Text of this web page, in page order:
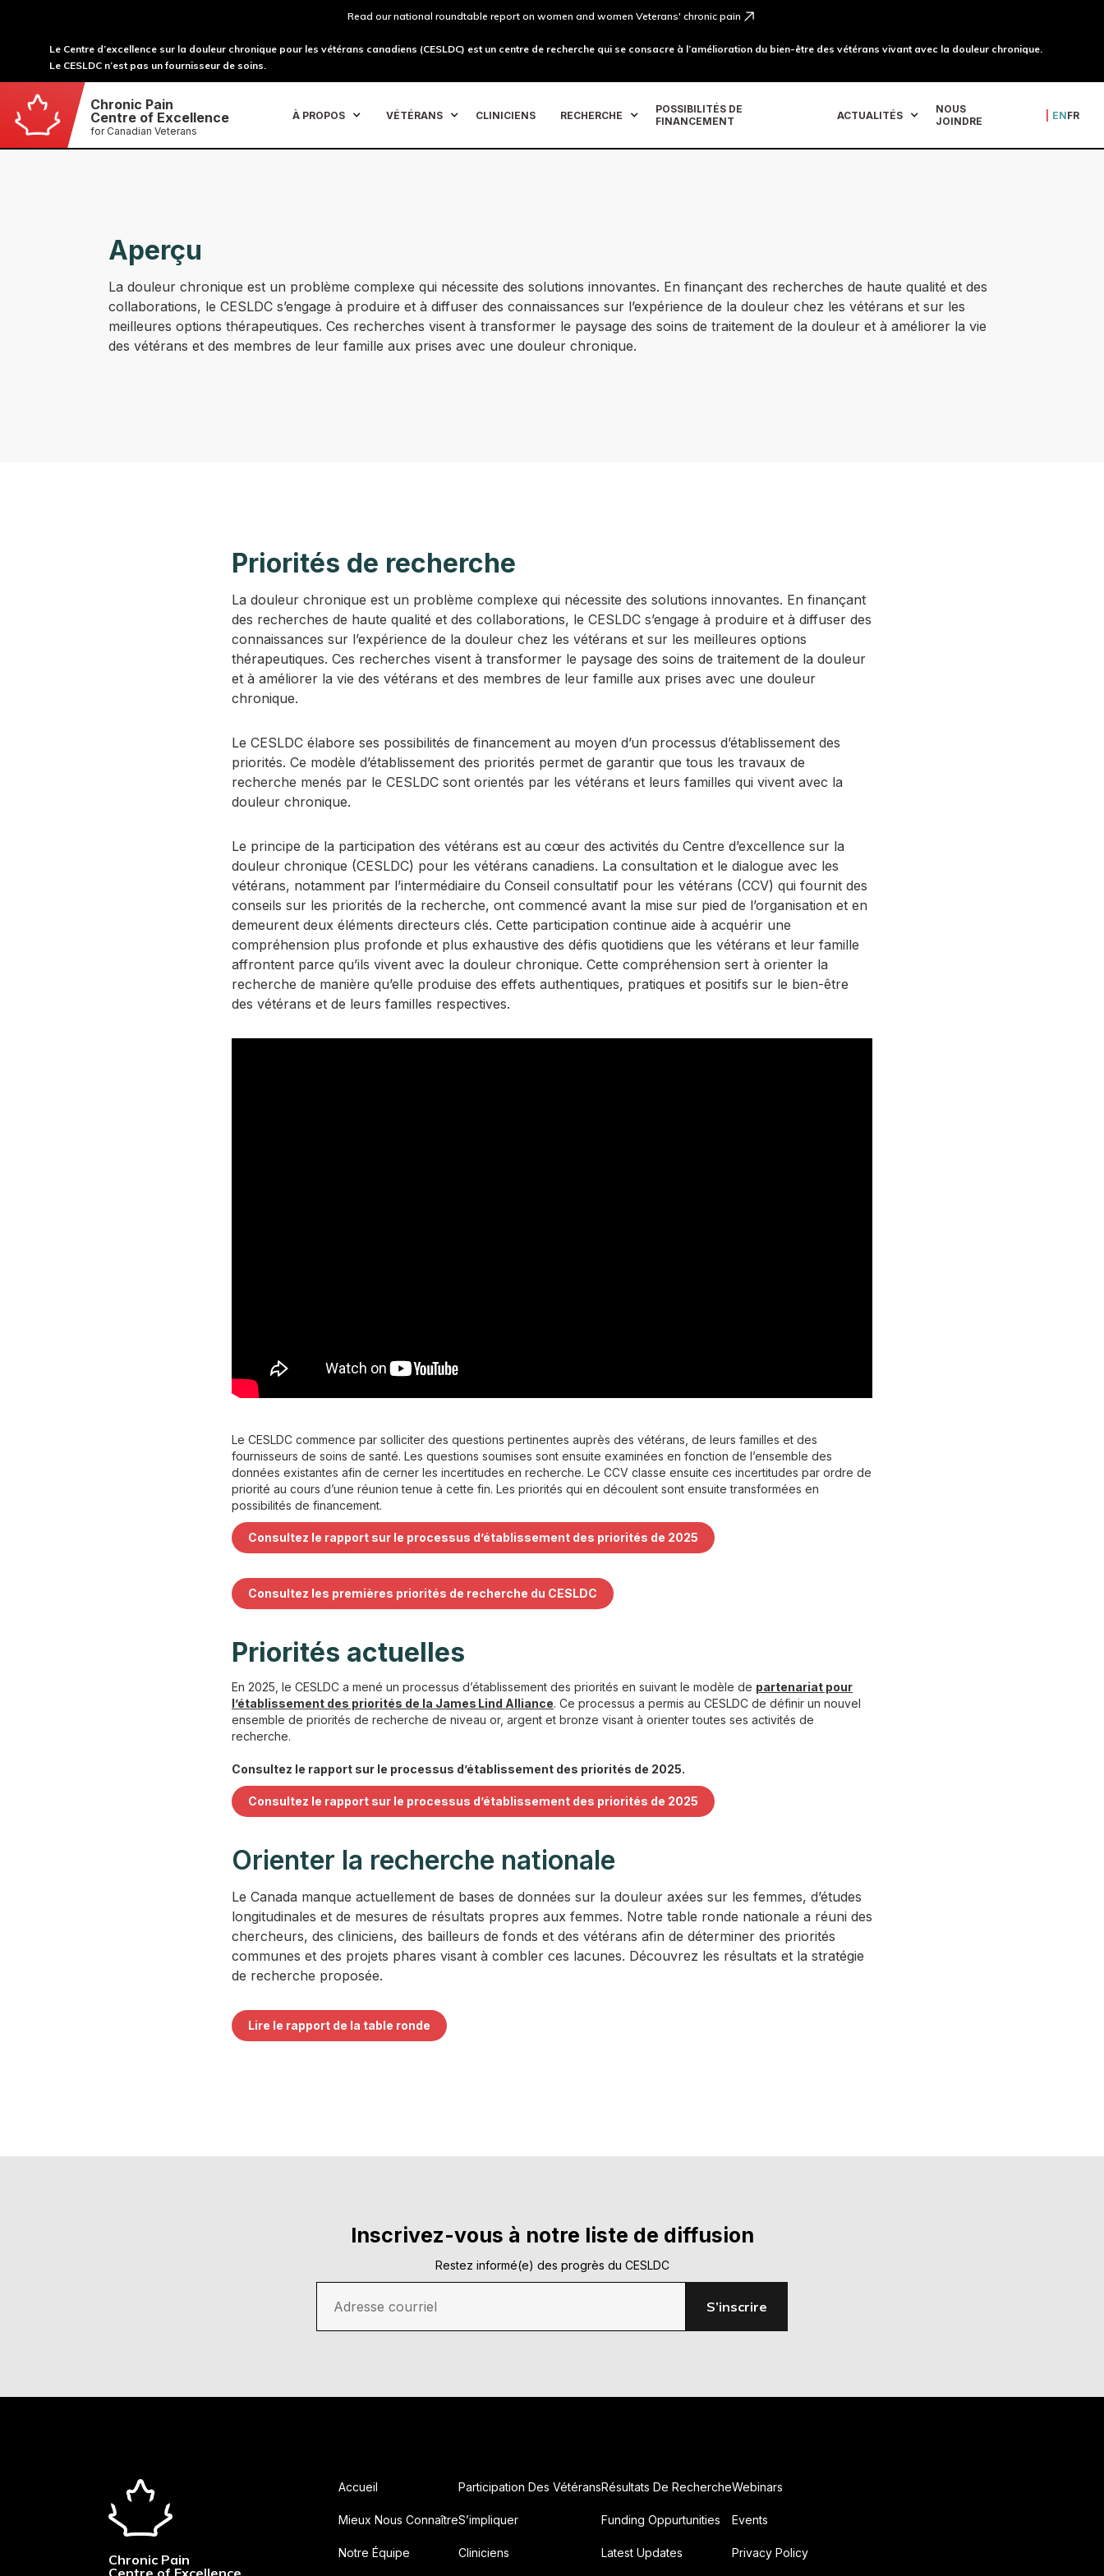
Read our national roundtable report on women and women Veterans' chronic pain
Le Centre d’excellence sur la douleur chronique pour les vétérans canadiens (CESLDC) est un centre de recherche qui se consacre à l’amélioration du bien-être des vétérans vivant avec la douleur chronique.
Le CESLDC n’est pas un fournisseur de soins.
Chronic Pain
Centre of Excellence
for Canadian Veterans
À PROPOS VÉTÉRANS CLINICIENS RECHERCHE
POSSIBILITÉS DE
FINANCEMENT
ACTUALITÉS
NOUS
JOINDRE
ENFR
Aperçu
La douleur chronique est un problème complexe qui nécessite des solutions innovantes. En finançant des recherches de haute qualité et des
collaborations, le CESLDC s’engage à produire et à diffuser des connaissances sur l’expérience de la douleur chez les vétérans et sur les
meilleures options thérapeutiques. Ces recherches visent à transformer le paysage des soins de traitement de la douleur et à améliorer la vie
des vétérans et des membres de leur famille aux prises avec une douleur chronique.
Priorités de recherche
La douleur chronique est un problème complexe qui nécessite des solutions innovantes. En finançant
des recherches de haute qualité et des collaborations, le CESLDC s’engage à produire et à diffuser des
connaissances sur l’expérience de la douleur chez les vétérans et sur les meilleures options
thérapeutiques. Ces recherches visent à transformer le paysage des soins de traitement de la douleur
et à améliorer la vie des vétérans et des membres de leur famille aux prises avec une douleur
chronique.
Le CESLDC élabore ses possibilités de financement au moyen d’un processus d’établissement des
priorités. Ce modèle d’établissement des priorités permet de garantir que tous les travaux de
recherche menés par le CESLDC sont orientés par les vétérans et leurs familles qui vivent avec la
douleur chronique.
Le principe de la participation des vétérans est au cœur des activités du Centre d’excellence sur la
douleur chronique (CESLDC) pour les vétérans canadiens. La consultation et le dialogue avec les
vétérans, notamment par l’intermédiaire du Conseil consultatif pour les vétérans (CCV) qui fournit des
conseils sur les priorités de la recherche, ont commencé avant la mise sur pied de l’organisation et en
demeurent deux éléments directeurs clés. Cette participation continue aide à acquérir une
compréhension plus profonde et plus exhaustive des défis quotidiens que les vétérans et leur famille
affrontent parce qu’ils vivent avec la douleur chronique. Cette compréhension sert à orienter la
recherche de manière qu’elle produise des effets authentiques, pratiques et positifs sur le bien-être
des vétérans et de leurs familles respectives.
Le CESLDC commence par solliciter des questions pertinentes auprès des vétérans, de leurs familles et des
fournisseurs de soins de santé. Les questions soumises sont ensuite examinées en fonction de l’ensemble des
données existantes afin de cerner les incertitudes en recherche. Le CCV classe ensuite ces incertitudes par ordre de
priorité au cours d’une réunion tenue à cette fin. Les priorités qui en découlent sont ensuite transformées en
possibilités de financement.
Consultez le rapport sur le processus d’établissement des priorités de 2025
Consultez les premières priorités de recherche du CESLDC
Priorités actuelles
En 2025, le CESLDC a mené un processus d’établissement des priorités en suivant le modèle de partenariat pour
l’établissement des priorités de la James Lind Alliance. Ce processus a permis au CESLDC de définir un nouvel
ensemble de priorités de recherche de niveau or, argent et bronze visant à orienter toutes ses activités de
recherche.
Consultez le rapport sur le processus d’établissement des priorités de 2025.
Consultez le rapport sur le processus d’établissement des priorités de 2025
Orienter la recherche nationale
Le Canada manque actuellement de bases de données sur la douleur axées sur les femmes, d’études
longitudinales et de mesures de résultats propres aux femmes. Notre table ronde nationale a réuni des
chercheurs, des cliniciens, des bailleurs de fonds et des vétérans afin de déterminer des priorités
communes et des projets phares visant à combler ces lacunes. Découvrez les résultats et la stratégie
de recherche proposée.
Lire le rapport de la table ronde
Inscrivez-vous à notre liste de diffusion
Restez informé(e) des progrès du CESLDC
Adresse courriel S’inscrire
Chronic Pain
Accueil
Mieux Nous Connaître
Notre Équipe
Participation Des Vétérans
S’impliquer
Cliniciens
Résultats De Recherche
Funding Oppurtunities
Latest Updates
Webinars
Events
Privacy Policy